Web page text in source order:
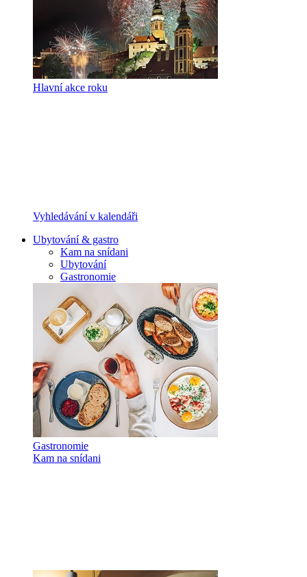
Hlavní akce roku
Vyhledávání v kalendáři
Ubytování & gastro
Kam na snídani
Ubytování
Gastronomie
Gastronomie
Kam na snídani